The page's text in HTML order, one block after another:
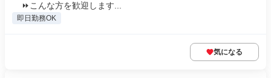
⏩こんな方を歓迎します...
即日勤務OK
気になる